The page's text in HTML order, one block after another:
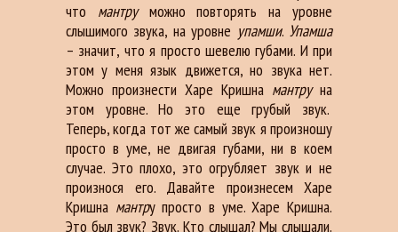
что мантру можно повторять на уровне
слышимого звука, на уровне упамши. Упамша
– значит, что я просто шевелю губами. И при
этом у меня язык движется, но звука нет.
Можно произнести Харе Кришна мантруна
этом уровне. Но это еще грубый звук.
Теперь, когда тот же самый звук я произношу
просто в уме, не двигая губами, ни в коем
случае. Это плохо, это огрубляет звук и не
произнося его. Давайте произнесем Харе
Кришна мантру просто в уме. Харе Кришна.
Это был звук? Звук. Кто слышал? Мы слышали.